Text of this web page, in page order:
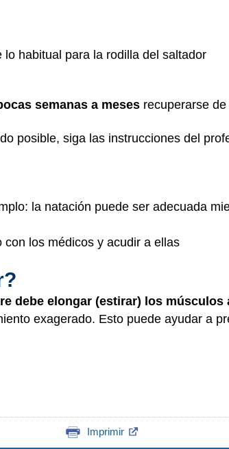
habitual para la rodilla del saltador
semanas a meses recuperarse
posible, siga las instrucciones del
la natación puede ser adecuada
los médicos y acudir a ellas
debe elongar (estirar) los
exagerado. Esto puede ayudar a
Imprimir